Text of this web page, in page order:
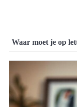
Waar moet je op